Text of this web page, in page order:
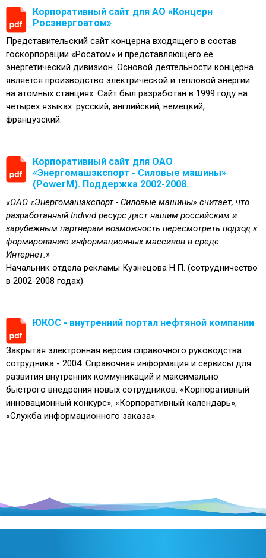
Корпоративный сайт для АО «Концерн
Росэнергоатом»
Представительский сайт концерна входящего в состав
госкорпорации «Росатом» и представляющего её
энергетический дивизион. Основой деятельности концерна
является производство электрической и тепловой энергии
на атомных станциях. Сайт был разработан в 1999 году на
четырех языках: русский, английский, немецкий,
французский.
Корпоративный сайт для ОАО
«Энергомашэкспорт - Силовые машины»
(PowerM). Поддержка 2002-2008.
«ОАО «Энергомашэкспорт - Силовые машины» считает, что
разработанный Individ ресурс даст нашим российским и
зарубежным партнерам возможность пересмотреть подход к
формированию информационных массивов в среде
Интернет.»
Начальник отдела рекламы Кузнецова Н.П. (сотрудничество
в 2002-2008 годах)
ЮКОС - внутренний портал нефтяной компании
Закрытая электронная версия справочного руководства
сотрудника - 2004. Справочная информация и сервисы для
развития внутренних коммуникаций и максимально
быстрого внедрения новых сотрудников: «Корпоративный
инновационный конкурс», «Корпоративный календарь»,
«Служба информационного заказа».